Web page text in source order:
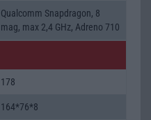
Qualcomm Snapdragon, 8
mag, max 2,4 GHz, Adreno 710
178
164*76*8